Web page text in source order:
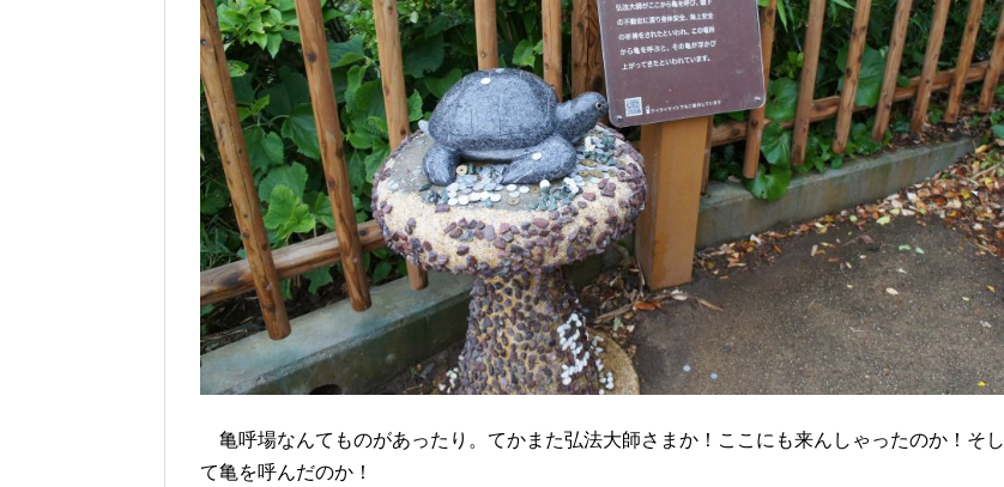
亀呼場なんてものがあったり。てかまた弘法大師さまか！ここにも来んしゃったのか！そし
て亀を呼んだのか！